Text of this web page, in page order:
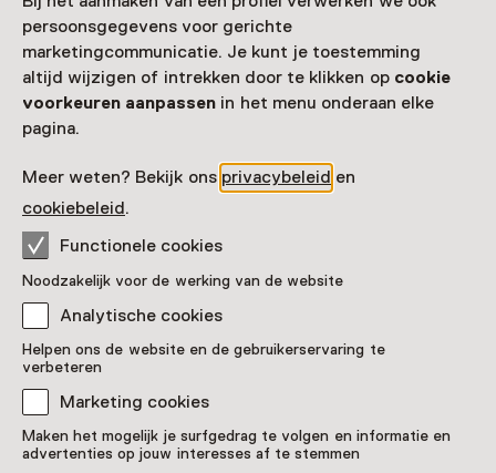
persoonsgegevens voor gerichte
marketingcommunicatie. Je kunt je toestemming
altijd wijzigen of intrekken door te klikken op cookie
voorkeuren aanpassen in het menu onderaan elke
pagina.
Meer weten? Bekijk ons privacybeleid en
cookiebeleid.
Functionele cookies
Noodzakelijk voor de werking van de website
Analytische cookies
Helpen ons de website en de gebruikerservaring te
verbeteren
Marketing cookies
Maken het mogelijk je surfgedrag te volgen en informatie en
advertenties op jouw interesses af te stemmen
1016 BP Amsterdam
Route plannen Opent in een nieuw tabblad
020 - 52 10 630
Vandaag open van 10:00 tot 17:00 uur
Zien & doen in Huis
Bartolotti